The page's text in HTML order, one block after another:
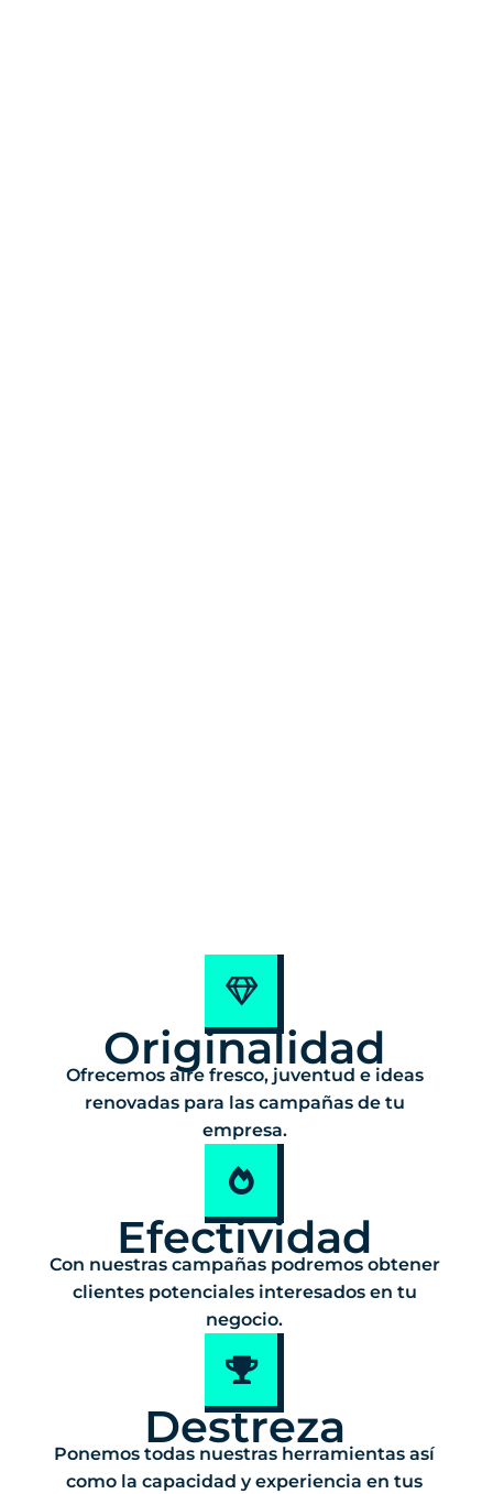
Originalidad
Ofrecemos aire fresco, juventud e ideas
renovadas para las campañas de tu
empresa.
Efectividad
Con nuestras campañas podremos obtener
clientes potenciales interesados en tu
negocio.
Destreza
Ponemos todas nuestras herramientas así
como la capacidad y experiencia en tus